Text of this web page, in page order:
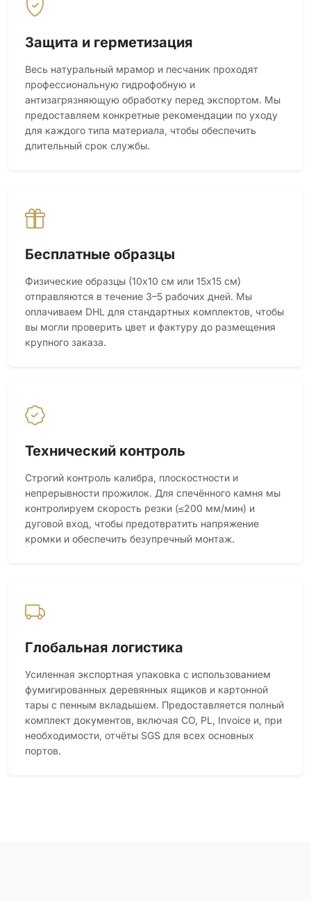
Защита и герметизация
Весь натуральный мрамор и песчаник проходят
профессиональную гидрофобную и
антизагрязняющую обработку перед экспортом. Мы
предоставляем конкретные рекомендации по уходу
для каждого типа материала, чтобы обеспечить
длительный срок службы.
Бесплатные образцы
Физические образцы (10x10 см или 15x15 см)
отправляются в течение 3–5 рабочих дней. Мы
оплачиваем DHL для стандартных комплектов, чтобы
вы могли проверить цвет и фактуру до размещения
крупного заказа.
Технический контроль
Строгий контроль калибра, плоскостности и
непрерывности прожилок. Для спечённого камня мы
контролируем скорость резки (≤200 мм/мин) и
дуговой вход, чтобы предотвратить напряжение
кромки и обеспечить безупречный монтаж.
Глобальная логистика
Усиленная экспортная упаковка с использованием
фумигированных деревянных ящиков и картонной
тары с пенным вкладышем. Предоставляется полный
комплект документов, включая CO, PL, Invoice и, при
необходимости, отчёты SGS для всех основных
портов.